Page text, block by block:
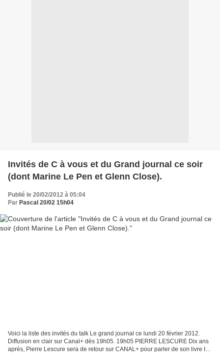
Invités de C à vous et du Grand journal ce soir
(dont Marine Le Pen et Glenn Close).
Publié le 20/02/2012 à 05:04
Par Pascal 20/02 15h04
Voici la liste des invités du talk Le grand journal ce lundi 20 février 2012.
Diffusion en clair sur Canal+ dès 19h05. 19h05 PIERRE LESCURE Dix ans
après, Pierre Lescure sera de retour sur CANAL+ pour parler de son livre IN